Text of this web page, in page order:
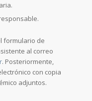
formulario de
al correo
. Posteriormente,
con copia
adjuntos.